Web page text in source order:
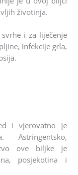
životinja.
i za liječenje
infekcije grla,
i vjerovatno je
ove biljke je
posjekotina i